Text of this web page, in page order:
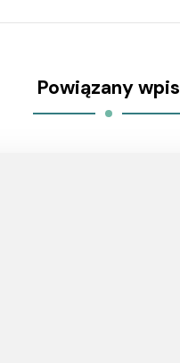
Powiązany wpis